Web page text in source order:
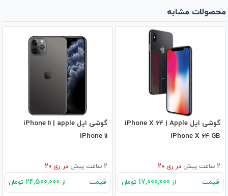
محصولات مشابه
گوشی اپل iPhone X 64 | Apple
iPhone X 64 GB
2 ساعت پیش در ری 20
قیمت از تومان
گوشی اپل iPhone 11 | apple
iPhone 11
2 ساعت پیش در ری 20
قیمت از تومان